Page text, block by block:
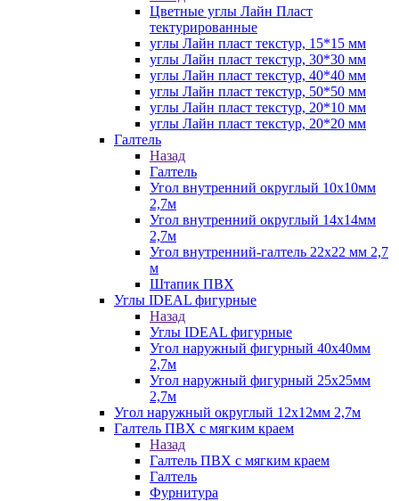
Цветные углы Лайн Пласт
тектурированные
углы Лайн пласт текстур, 15*15 мм
углы Лайн пласт текстур, 30*30 мм
углы Лайн пласт текстур, 40*40 мм
углы Лайн пласт текстур, 50*50 мм
углы Лайн пласт текстур, 20*10 мм
углы Лайн пласт текстур, 20*20 мм
Галтель
Назад
Галтель
Угол внутренний округлый 10х10мм
2,7м
Угол внутренний округлый 14х14мм
2,7м
Угол внутренний-галтель 22х22 мм 2,7
м
Штапик ПВХ
Углы IDEAL фигурные
Назад
Углы IDEAL фигурные
Угол наружный фигурный 40х40мм
2,7м
Угол наружный фигурный 25х25мм
2,7м
Угол наружный округлый 12х12мм 2,7м
Галтель ПВХ с мягким краем
Назад
Галтель ПВХ с мягким краем
Галтель
Фурнитура